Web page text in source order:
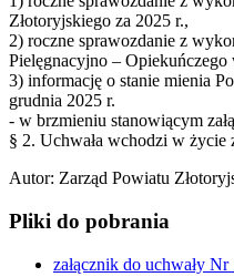
Złotoryjskiego za 2025 r.,
2) roczne sprawozdanie z
Pielęgnacyjno – Opiekuńczego
3) informację o stanie mienia
grudnia 2025 r.
- w brzmieniu stanowiącym
§ 2. Uchwała wchodzi w życie
Autor: Zarząd Powiatu
Pliki do pobrania
załącznik do uchwały